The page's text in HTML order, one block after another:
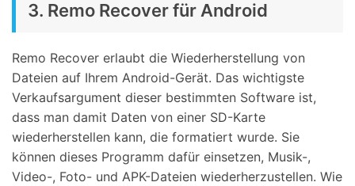
3. Remo Recover für Android
Remo Recover erlaubt die Wiederherstellung von
Dateien auf Ihrem Android-Gerät. Das wichtigste
Verkaufsargument dieser bestimmten Software ist,
dass man damit Daten von einer SD-Karte
wiederherstellen kann, die formatiert wurde. Sie
können dieses Programm dafür einsetzen, Musik-,
Video-, Foto- und APK-Dateien wiederherzustellen. Wie